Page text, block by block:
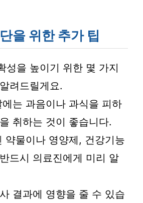
을 위한 추가 팁
성을 높이기 위한 몇 가지
려드릴게요.
는 과음이나 과식을 피하
취하는 것이 좋습니다.
약물이나 영양제, 건강기능
드시 의료진에게 미리 알
결과에 영향을 줄 수 있습